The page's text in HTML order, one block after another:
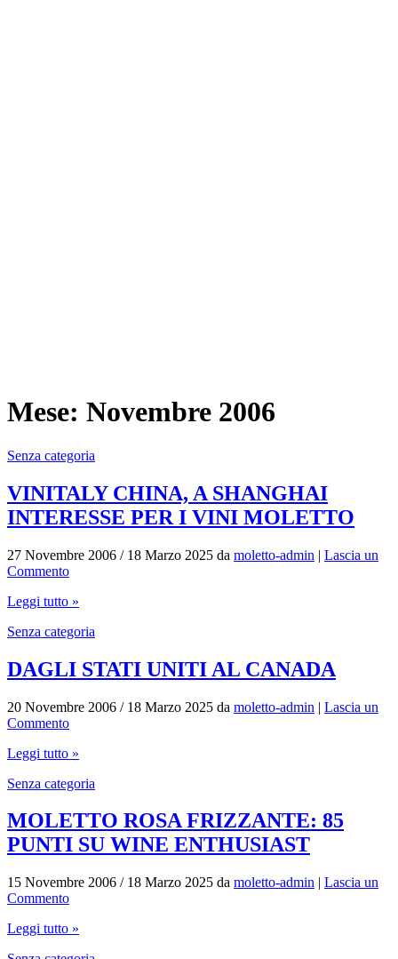
Mese: Novembre 2006
Senza categoria
VINITALY CHINA, A SHANGHAI
INTERESSE PER I VINI MOLETTO
27 Novembre 2006 / 18 Marzo 2025 da moletto-admin | Lascia un
Commento
Leggi tutto »
Senza categoria
DAGLI STATI UNITI AL CANADA
20 Novembre 2006 / 18 Marzo 2025 da moletto-admin | Lascia un
Commento
Leggi tutto »
Senza categoria
MOLETTO ROSA FRIZZANTE: 85
PUNTI SU WINE ENTHUSIAST
15 Novembre 2006 / 18 Marzo 2025 da moletto-admin | Lascia un
Commento
Leggi tutto »